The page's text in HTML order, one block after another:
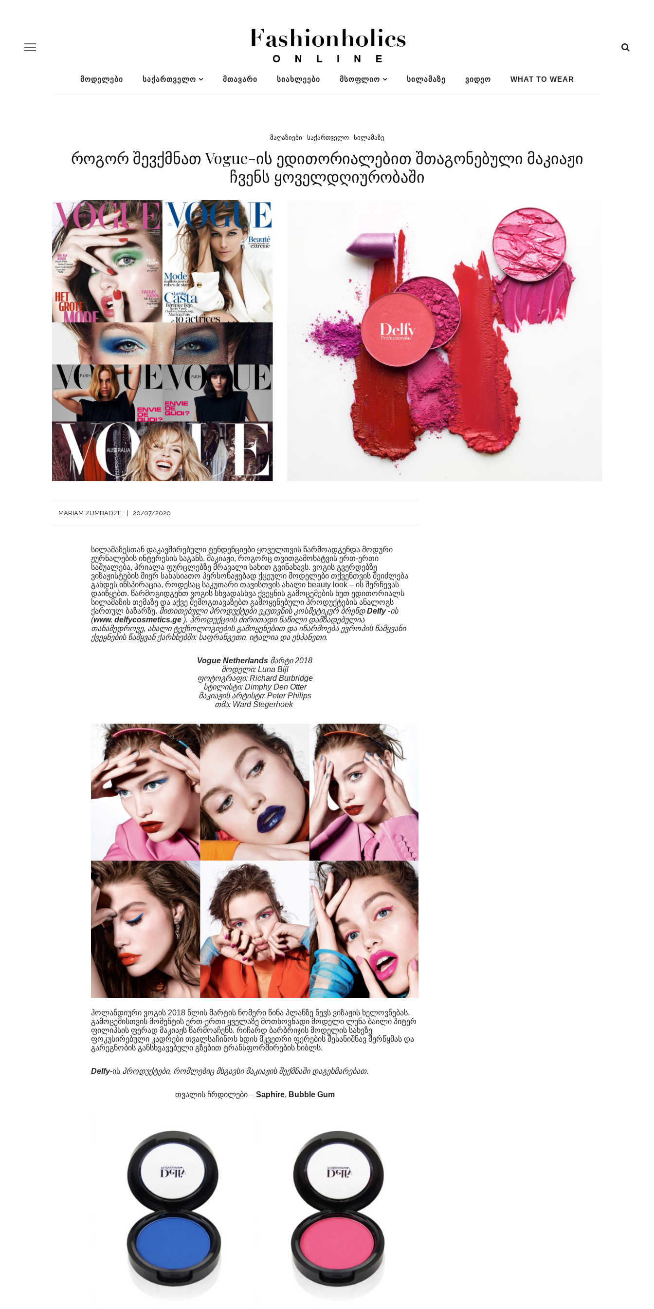
ᲛᲝᲓᲔᲚᲔᲑᲘ ᲡᲐᲥᲐᲠᲗᲕᲔᲚᲝ ᲛᲗᲐᲕᲐᲠᲘ ᲡᲘᲐᲮᲚᲔᲔᲑᲘ ᲛᲡᲝᲤᲚᲘᲝ ᲡᲘᲚᲐᲛᲐᲖᲔ ᲕᲘᲓᲔᲝ WHAT TO WEAR
ᲛᲐᲦᲐᲖᲘᲔᲑᲘ ᲡᲐᲥᲐᲠᲗᲕᲔᲚᲝ ᲡᲘᲚᲐᲛᲐᲖᲔ
როგორ შევქმნათ Vogue-ის ედითორიალებით შთაგონებული მაკიაჟი
ჩვენს ყოველდღიურობაში
MARIAM ZUMBADZE 20/07/2020
სილამაზესთან დაკავშირებული ტენდენციები ყოველთვის წარმოადგენდა მოდური
ჟურნალების ინტერესის საგანს. მაკიაჟი, როგორც თვითგამოხატვის ერთ-ერთი
საშუალება, პრიალა ფურცლებზე მრავალი სახით გვინახავს. ვოგის გვერდებზე
ვიზაჟისტების მიერ სახასიათო პერსონაჟებად ქცეული მოდელები თქვენთვის შეიძლება
გახდეს ინსპირაცია, როდესაც საკუთარი თავისთვის ახალი beauty look – ის შერჩევას
დაიწყებთ. წარმოგიდგენთ ვოგის სხვადასხვა ქვეყნის გამოცემების ხუთ ედითორიალს
სილამაზის თემაზე და აქვე შემოგთავაზებთ გამოყენებული პროდუქტების ანალოგს
ქართულ ბაზარზე. მითითებული პროდუქტები ეკუთვნის კოსმეტიკურ ბრენდDelfy -ის
(www. delfycosmetics.ge ). პროდუქციის ძირითადი ნაწილი დამზადებულია
თანამედროვე, ახალი ტექნოლოგიების გამოყენებით და იწარმოება ევროპის წამყვანი
ქვეყნების წამყვან ქარხნებში: საფრანგეთი, იტალია და ესპანეთი.
Vogue Netherlands მარტი 2018
მოდელი: Luna Bijl
ფოტოგრაფი: Richard Burbridge
სტილისტი: Dimphy Den Otter
მაკიაჟის არტისტი: Peter Philips
თმა: Ward Stegerhoek
ჰოლანდიური ვოგის 2018 წლის მარტის ნომერი წინა პლანზე წევს ვიზაჟის ხელოვნებას.
გამოცემისთვის მომენტის ერთ-ერთი ყველაზე მოთხოვნადი მოდელი ლუნა ბაილი პიტერ
ფილიპსის ფერად მაკიაჟს წარმოაჩენს. რიჩარდ ბარბრიჯის მოდელის სახეზე
ფოკუსირებული კადრები თვალსაჩინოს ხდის მკვეთრი ფერების შესანიშნავ შერწყმას და
გარეგნობის განსხვავებული გზებით ტრანსფორმირების ხიბლს.
Delfy-ის პროდუქტები, რომლებიც მსგავსი მაკიაჟის შექმნაში დაგეხმარებათ.
თვალის ჩრდილები – Saphire, Bubble Gum